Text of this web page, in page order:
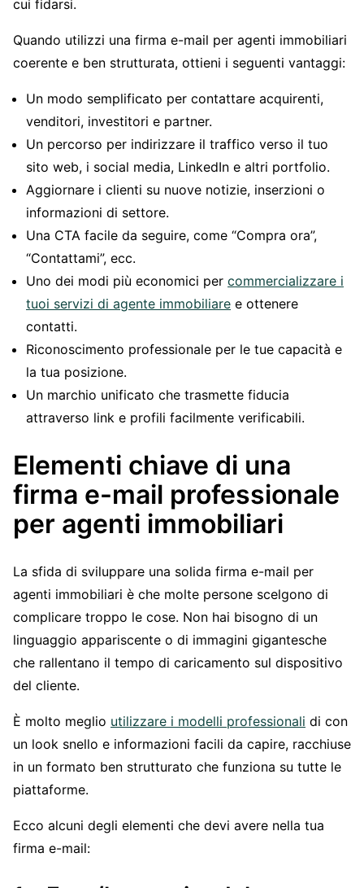
cui fidarsi.
Quando utilizzi una firma e-mail per agenti immobiliari
coerente e ben strutturata, ottieni i seguenti vantaggi:
Un modo semplificato per contattare acquirenti,
venditori, investitori e partner.
Un percorso per indirizzare il traffico verso il tuo
sito web, i social media, LinkedIn e altri portfolio.
Aggiornare i clienti su nuove notizie, inserzioni o
informazioni di settore.
Una CTA facile da seguire, come “Compra ora”,
“Contattami”, ecc.
Uno dei modi più economici per commercializzare i
tuoi servizi di agente immobiliare e ottenere
contatti.
Riconoscimento professionale per le tue capacità e
la tua posizione.
Un marchio unificato che trasmette fiducia
attraverso link e profili facilmente verificabili.
Elementi chiave di una
firma e-mail professionale
per agenti immobiliari
La sfida di sviluppare una solida firma e-mail per
agenti immobiliari è che molte persone scelgono di
complicare troppo le cose. Non hai bisogno di un
linguaggio appariscente o di immagini gigantesche
che rallentano il tempo di caricamento sul dispositivo
del cliente.
È molto meglio utilizzare i modelli professionali di con
un look snello e informazioni facili da capire, racchiuse
in un formato ben strutturato che funziona su tutte le
piattaforme.
Ecco alcuni degli elementi che devi avere nella tua
firma e-mail: